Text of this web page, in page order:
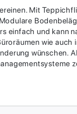
Mit
einfach und kann
wie
wünschen.